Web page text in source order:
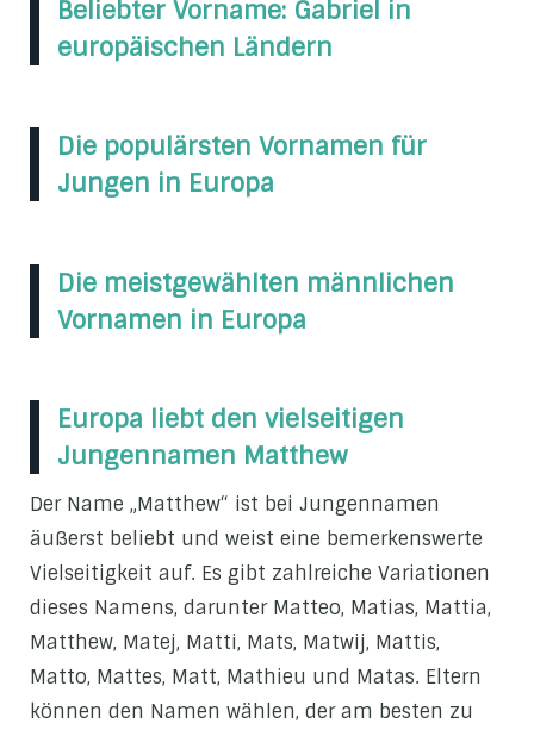
Beliebter Vorname: Gabriel in
europäischen Ländern
Die populärsten Vornamen für
Jungen in Europa
Die meistgewählten männlichen
Vornamen in Europa
Europa liebt den vielseitigen
Jungennamen Matthew
Der Name „Matthew“ ist bei Jungennamen
äußerst beliebt und weist eine bemerkenswerte
Vielseitigkeit auf. Es gibt zahlreiche Variationen
dieses Namens, darunter Matteo, Matias, Mattia,
Matthew, Matej, Matti, Mats, Matwij, Mattis,
Matto, Mattes, Matt, Mathieu und Matas. Eltern
können den Namen wählen, der am besten zu